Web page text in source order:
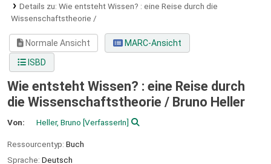
Details zu: Wie entsteht Wissen? : eine Reise durch die
Wissenschaftstheorie /
Normale Ansicht
MARC-Ansicht
ISBD
Wie entsteht Wissen? : eine Reise durch
die Wissenschaftstheorie / Bruno Heller
Von: Heller, Bruno [VerfasserIn]
Ressourcentyp: Buch
Sprache: Deutsch